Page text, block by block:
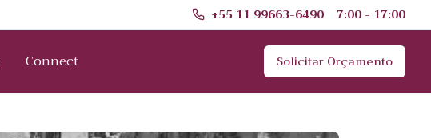
+55 11 99663-6490 7:00 - 17:00
Connect Solicitar Orçamento